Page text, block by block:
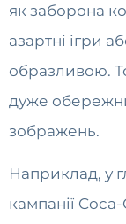
як заборона
азартні ігри
образливою.
дуже
зображень.
Наприклад, у
кампанії